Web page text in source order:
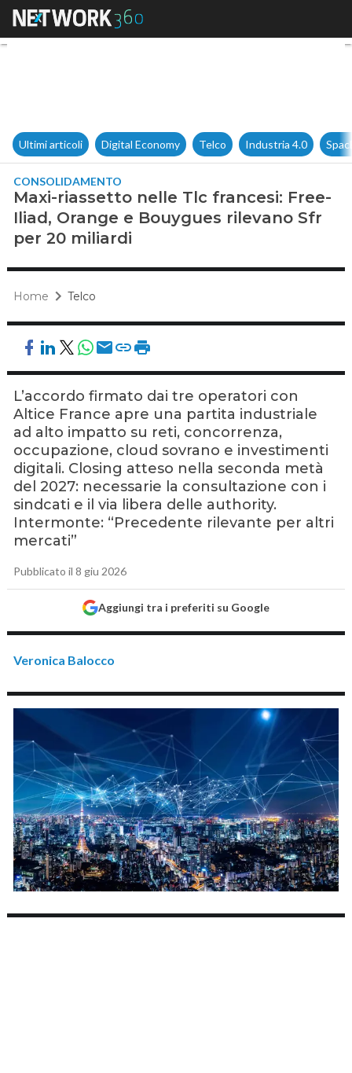
Maxi-riassetto nelle Tlc
Ultimi articoli Digital Economy Telco Industria 4.0
CONSOLIDAMENTO
Maxi-riassetto nelle Tlc francesi: Free-
Iliad, Orange e Bouygues rilevano Sfr
per 20 miliardi
Home Telco
L’accordo firmato dai tre operatori con
Altice France apre una partita industriale
ad alto impatto su reti, concorrenza,
occupazione, cloud sovrano e investimenti
digitali. Closing atteso nella seconda metà
del 2027: necessarie la consultazione con i
sindcati e il via libera delle authority.
Intermonte: “Precedente rilevante per altri
mercati”
Pubblicato il 8 giu 2026
Aggiungi tra i preferiti su Google
Veronica Balocco